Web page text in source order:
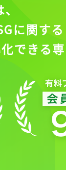
に関する
できる